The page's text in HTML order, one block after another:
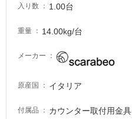
入り数 1.00台
重量 14.00kg/台
メーカー
原産国 イタリア
付属品 カウンター取付用金具